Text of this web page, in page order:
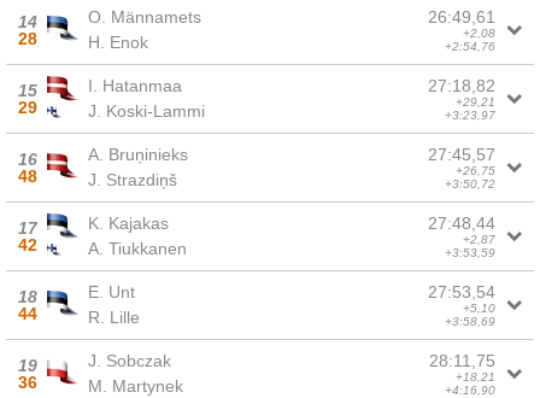
14
28
O. Männamets
H. Enok
26:49,61
+2,08
+2:54,76
15
29
I. Hatanmaa
J. Koski-Lammi
27:18,82
+29,21
+3:23,97
16
48
A. Bruņinieks
J. Strazdiņš
27:45,57
+26,75
+3:50,72
17
42
K. Kajakas
A. Tiukkanen
27:48,44
+2,87
+3:53,59
18
44
E. Unt
R. Lille
27:53,54
+5,10
+3:58,69
19
36
J. Sobczak
M. Martynek
28:11,75
+18,21
+4:16,90